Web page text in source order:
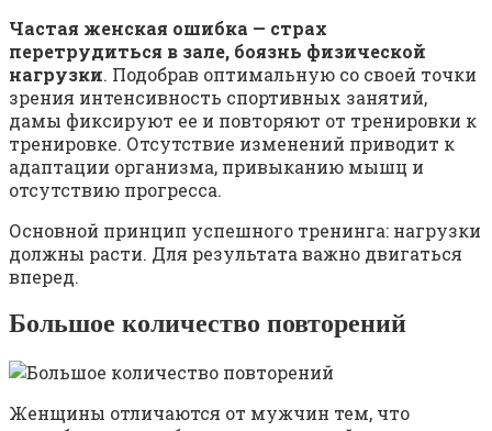
Частая женская ошибка — страх
перетрудиться в зале, боязнь физической
нагрузки. Подобрав оптимальную со своей точки
зрения интенсивность спортивных занятий,
дамы фиксируют ее и повторяют от тренировки к
тренировке. Отсутствие изменений приводит к
адаптации организма, привыканию мышц и
отсутствию прогресса.
Основной принцип успешного тренинга: нагрузки
должны расти. Для результата важно двигаться
вперед.
Большое количество повторений
Женщины отличаются от мужчин тем, что